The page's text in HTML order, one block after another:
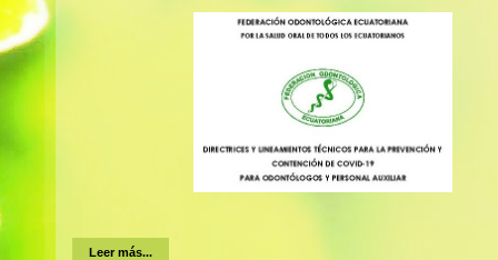
Leer más...